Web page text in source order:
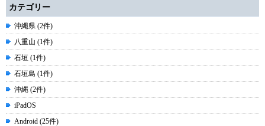
カテゴリー
沖縄県 (2件)
八重山 (1件)
石垣 (1件)
石垣島 (1件)
沖縄 (2件)
iPadOS
Android (25件)